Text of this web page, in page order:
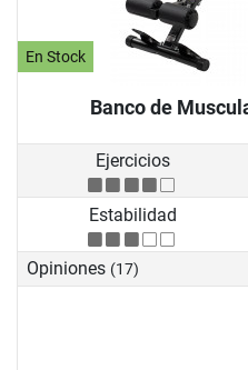
En Stock
Banco de
Ejercicios
Estabilidad
Opiniones (17)